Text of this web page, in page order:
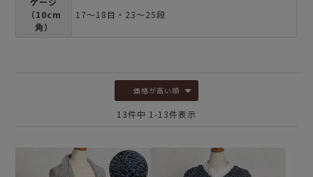
（10cm
角）
17～18目・23～25段
価格が高い順
13件中 1 -13件表示